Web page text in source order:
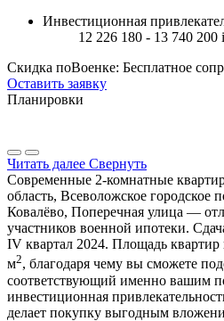
Инвестиционная
12 226 180 - 13 740 200 i
Скидка поВоенке: Бесплатное
Оставить заявку
Планировки
Читать далее Свернуть
Современные 2-комнатные
область, Всеволожское городское
Ковалёво, Поперечная улица —
участников военной ипотеки.
IV квартал 2024. Площадь квартир
м2, благодаря чему вы сможете
соответствующий именно вашим
инвестиционная
делает покупку выгодным